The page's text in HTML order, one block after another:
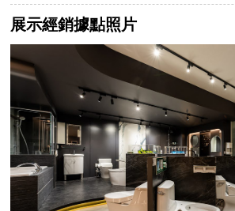
展示經銷據點照片